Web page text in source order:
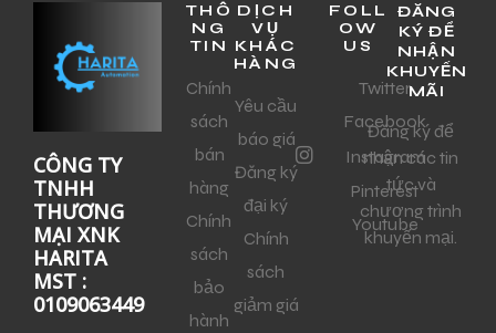
CÔNG TY
TNHH
THƯƠNG
MẠI XNK
HARITA
MST :
0109063449
THÔ
NG
TIN
Chính
sách
bán
hàng
Chính
sách
bảo
hành
DỊCH
VỤ
KHÁC
HÀNG
Yêu cầu
báo giá
Đăng ký
đại ký
Chính
sách
giảm giá
FOLL
OW
US
Twitter
Facebook
Instagram
Pinterest
Youtube
ĐĂNG
KÝ ĐỂ
NHẬN
KHUYẾN
MÃI
Đăng ký để
nhận các tin
tức và
chương trình
khuyến mại.